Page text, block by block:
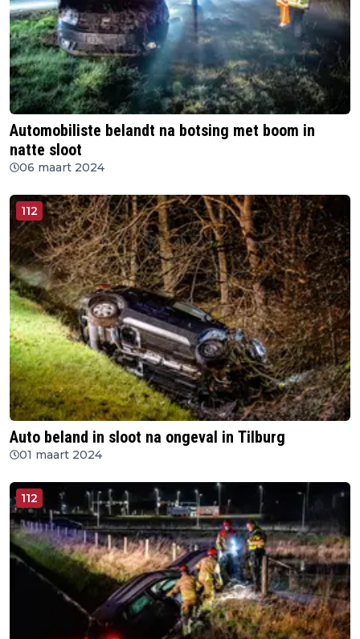
Automobiliste belandt na botsing met boom in
natte sloot
06 maart 2024
112
Auto beland in sloot na ongeval in Tilburg
01 maart 2024
112